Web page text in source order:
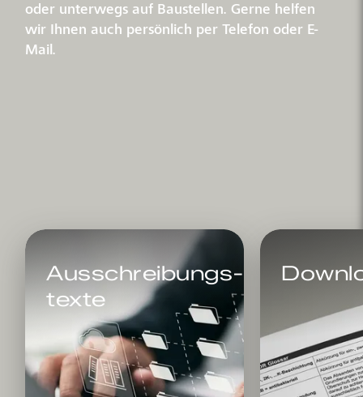
oder unterwegs auf Baustellen. Gerne helfen
wir Ihnen auch persönlich per Telefon oder E-
Mail.
Ausschreibungs­
texte